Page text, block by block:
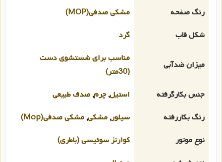
رنگ صفحه
مشکی صدفی(MOP)
شکل قاب
گرد
میزان ضدآبی
مناسب برای شستشوی دست
(30متر)
جنس بکارگرفته
استیل,چرم, صدف طبیعی
رنگ بکاررفته
سیلور, مشکی, مشکی صدفی(Mop)
نوع موتور
کوارتز سوئیسی (باطری)